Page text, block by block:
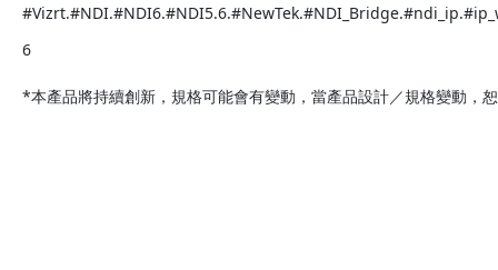
6
*本產品將持續創新，規格可能會有變動，當產品設計／規格變動，